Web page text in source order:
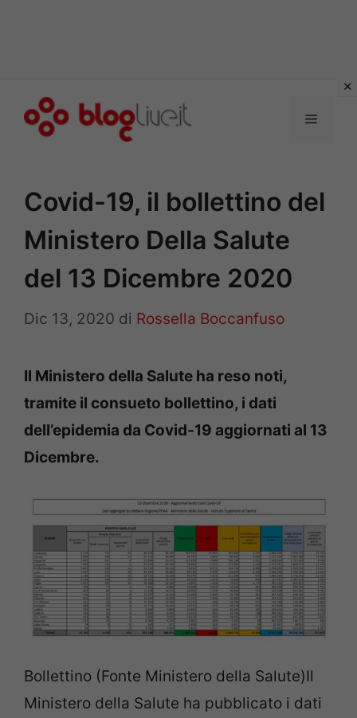
Menu
Covid-19, il bollettino del
Ministero Della Salute
del 13 Dicembre 2020
Dic 13, 2020 di Rossella Boccanfuso
Il Ministero della Salute ha reso noti,
tramite il consueto bollettino, i dati
dell’epidemia da Covid-19 aggiornati al 13
Dicembre.
Bollettino (Fonte Ministero della Salute)Il
Ministero della Salute ha pubblicato i dati